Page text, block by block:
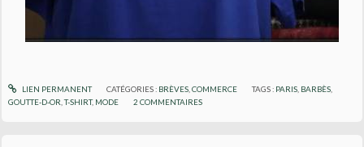
LIEN PERMANENT CATÉGORIES : BRÈVES,COMMERCE TAGS : PARIS, BARBÈS,
GOUTTE-D-OR,T-SHIRT, MODE 2 COMMENTAIRES